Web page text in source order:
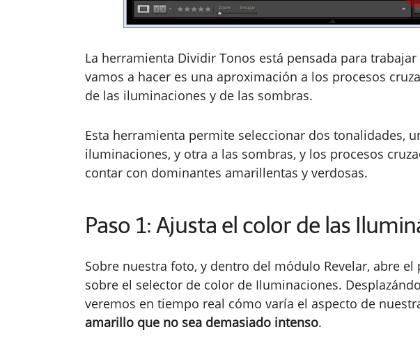
La herramienta Dividir Tonos está pensada para
vamos a hacer es una aproximación a los procesos
de las iluminaciones y de las sombras.
Esta herramienta permite seleccionar dos tonalidades,
iluminaciones, y otra a las sombras, y los procesos
contar con dominantes amarillentas y verdosas.
Paso 1: Ajusta el color de las
Sobre nuestra foto, y dentro del módulo Revelar, abre
sobre el selector de color de Iluminaciones.
veremos en tiempo real cómo varía el aspecto de
amarillo que no sea demasiado intenso.